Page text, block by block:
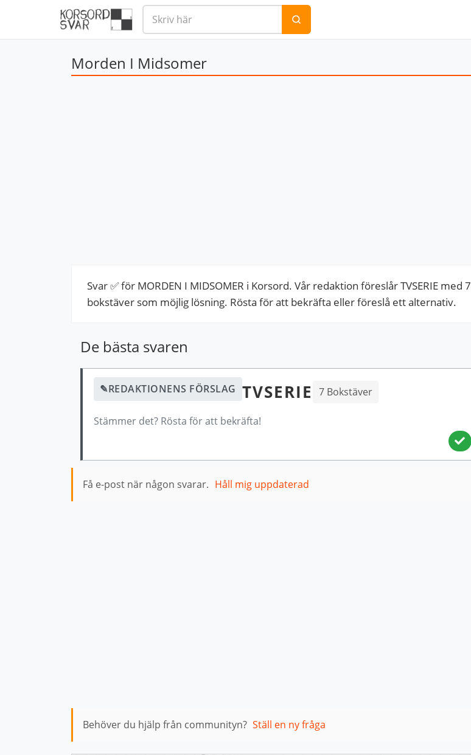
Morden I Midsomer
Svar ✅ för MORDEN I MIDSOMER i Korsord. Vår redaktion föreslår TVSERIE med 7
bokstäver som möjlig lösning. Rösta för att bekräfta eller föreslå ett alternativ.
De bästa svaren
✎REDAKTIONENS FÖRSLAG TVSERIE 7 Bokstäver
Stämmer det? Rösta för att bekräfta!
Få e-post när någon svarar. Håll mig uppdaterad
Behöver du hjälp från communityn? Ställ en ny fråga